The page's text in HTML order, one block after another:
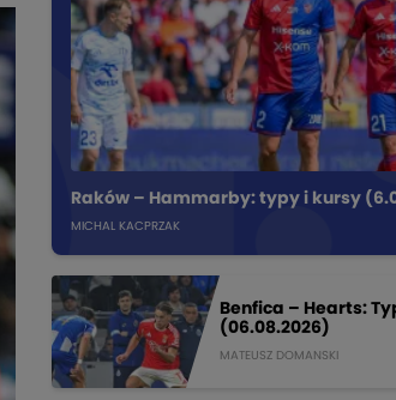
Raków – Hammarby: typy i kursy
MICHAL KACPRZAK
Benfica – Hearts:
(06.08.2026)
MATEUSZ DOMANSKI